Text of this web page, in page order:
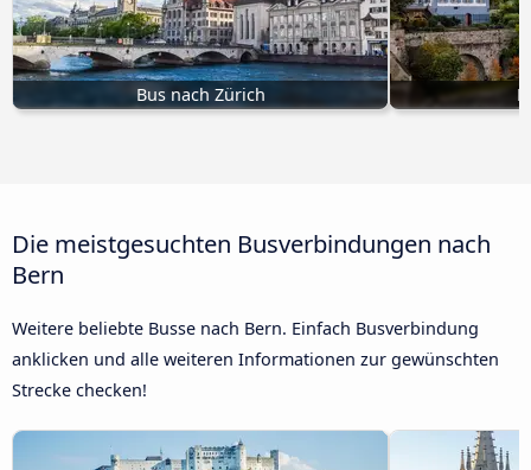
Bus nach Zürich
Die meistgesuchten Busverbindungen nach
Bern
Weitere beliebte Busse nach Bern. Einfach Busverbindung
anklicken und alle weiteren Informationen zur gewünschten
Strecke checken!